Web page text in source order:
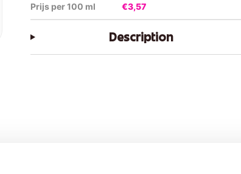
Prijs per 100 ml €3,57
Description